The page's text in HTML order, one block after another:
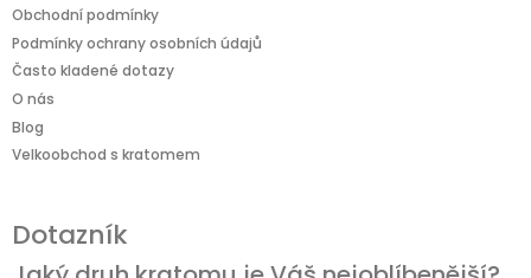
Obchodní podmínky
Podmínky ochrany osobních údajů
Často kladené dotazy
O nás
Blog
Velkoobchod s kratomem
Dotazník